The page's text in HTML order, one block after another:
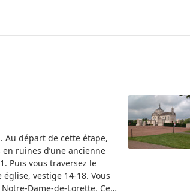
visiter non loin du GR®, le
Au départ de cette étape,
ruines d’une ancienne
Puis vous traversez le
vestige 14-18. Vous
Dame-de-Lorette. Ce